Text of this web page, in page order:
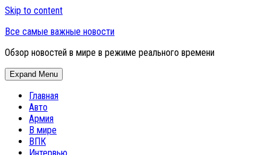
Skip to content
Все самые важные новости
Обзор новостей в мире в режиме реального времени
Expand Menu
Главная
Авто
Армия
В мире
ВПК